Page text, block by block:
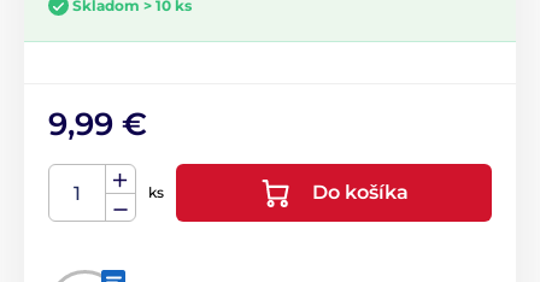
Skladom > 10 ks
9,99 €
ks Do košíka